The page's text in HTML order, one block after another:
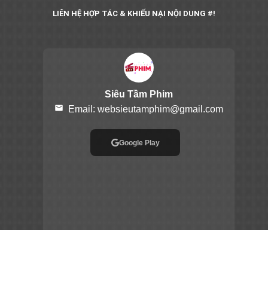
LIÊN HỆ HỢP TÁC & KHIẾU NẠI NỘI DUNG #!
Siêu Tầm Phim
email Email: websieutamphim@gmail.com
Google Play